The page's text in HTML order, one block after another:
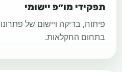
תפקידי מו״פ יישומי
פיתוח, בדיקה ויישום של
בתחום החקלאות.